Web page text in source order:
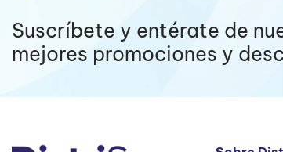
Suscríbete y entérate de
mejores promociones y